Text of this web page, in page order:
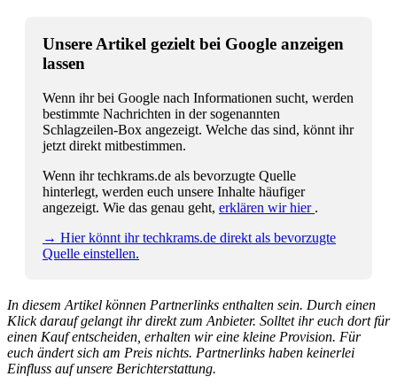
Unsere Artikel gezielt bei Google anzeigen
lassen
Wenn ihr bei Google nach Informationen sucht, werden
bestimmte Nachrichten in der sogenannten
Schlagzeilen-Box angezeigt. Welche das sind, könnt ihr
jetzt direkt mitbestimmen.
Wenn ihr techkrams.de als bevorzugte Quelle
hinterlegt, werden euch unsere Inhalte häufiger
angezeigt. Wie das genau geht, erklären wir hier .
→ Hier könnt ihr techkrams.de direkt als bevorzugte
Quelle einstellen.
In diesem Artikel können Partnerlinks enthalten sein. Durch einen
Klick darauf gelangt ihr direkt zum Anbieter. Solltet ihr euch dort für
einen Kauf entscheiden, erhalten wir eine kleine Provision. Für
euch ändert sich am Preis nichts. Partnerlinks haben keinerlei
Einfluss auf unsere Berichterstattung.